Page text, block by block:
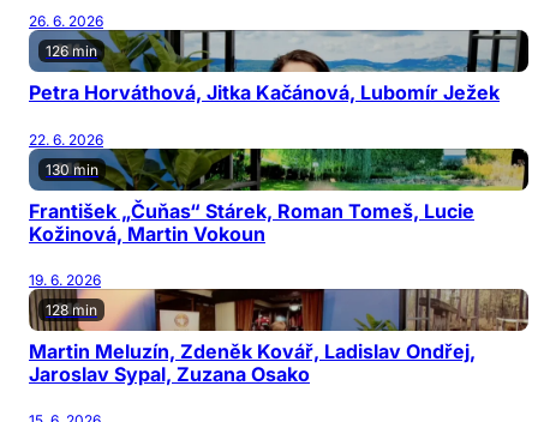
26. 6. 2026
126 min
Petra Horváthová, Jitka Kačánová, Lubomír Ježek
22. 6. 2026
130 min
František „Čuňas“ Stárek, Roman Tomeš, Lucie
Kožinová, Martin Vokoun
19. 6. 2026
128 min
Martin Meluzín, Zdeněk Kovář, Ladislav Ondřej,
Jaroslav Sypal, Zuzana Osako